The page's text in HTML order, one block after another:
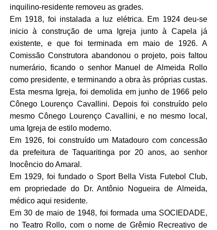
inquilino-residente removeu as grades.
Em 1918, foi instalada a luz elétrica. Em 1924 deu-se
inicio à construção de uma Igreja junto à Capela já
existente, e que foi terminada em maio de 1926. A
Comissão Construtora abandonou o projeto, pois faltou
numerário, ficando o senhor Manuel de Almeida Rollo
como presidente, e terminando a obra às próprias custas.
Esta mesma Igreja, foi demolida em junho de 1966 pelo
Cônego Lourenço Cavallini. Depois foi construído pelo
mesmo Cônego Lourenço Cavallini, e no mesmo local,
uma Igreja de estilo moderno.
Em 1926, foi construído um Matadouro com concessão
da prefeitura de Taquaritinga por 20 anos, ao senhor
Inocêncio do Amaral.
Em 1929, foi fundado o Sport Bella Vista Futebol Club,
em propriedade do Dr. Antônio Nogueira de Almeida,
médico aqui residente.
Em 30 de maio de 1948, foi formada uma SOCIEDADE,
no Teatro Rollo, com o nome de Grêmio Recreativo de